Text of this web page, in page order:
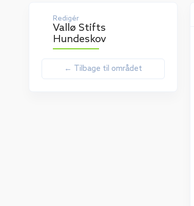
Redigér
Vallø Stifts
Hundeskov
← Tilbage til området